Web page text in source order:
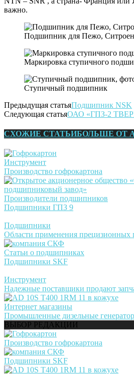
важно.
Подшипник для Пежо,
Маркировка ступичного
Ступичный подшипник
Предыдущая статьяПодшипник NSK
Следующая статьяОАО «ГПЗ-2
СХОЖИЕ СТАТЬИБОЛЬШЕ ОТ
Инструмент
Производство гофрокартона
Производители подшипников
Подшипники ГПЗ 9
Подшипники
Области применения прецизионных
Статьи о подшипниках
Подшипники SKF
Инструмент
Надежные поставщики продают
Интернет магазины
Промышленные дизельные
ВЫБОР РЕДАКЦИИ
Производство гофрокартона
Подшипники SKF